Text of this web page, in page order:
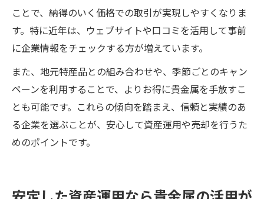
ことで、納得のいく価格での取引が実現しやすくなりま
す。特に近年は、ウェブサイトや口コミを活用して事前
に企業情報をチェックする方が増えています。
また、地元特産品との組み合わせや、季節ごとのキャン
ペーンを利用することで、よりお得に貴金属を手放すこ
とも可能です。これらの傾向を踏まえ、信頼と実績のあ
る企業を選ぶことが、安心して資産運用や売却を行うた
めのポイントです。